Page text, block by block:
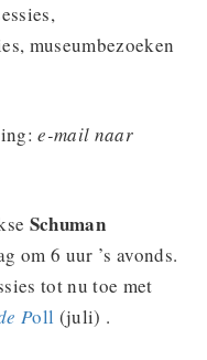
museumbezoeken
e-mail naar
Schuman
om 6 uur ’s avonds.
tot nu toe met
Poll (juli) .